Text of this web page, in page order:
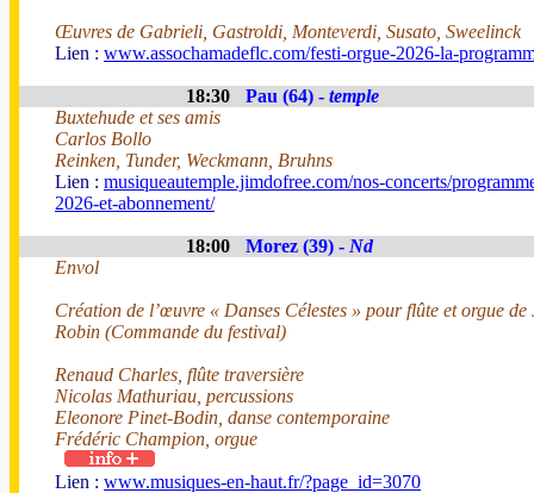
Œuvres de Gabrieli, Gastroldi, Monteverdi, Susato, Sweelinck
Lien : www.assochamadeflc.com/festi-orgue-2026-la-
18:30 Pau (64) - temple
Buxtehude et ses amis
Carlos Bollo
Reinken, Tunder, Weckmann, Bruhns
Lien : musiqueautemple.jimdofree.com/nos-concerts/
2026-et-abonnement/
18:00 Morez (39) - Nd
Envol
Création de l’œuvre « Danses Célestes » pour flûte et orgue de
Robin (Commande du festival)
Renaud Charles, flûte traversière
Nicolas Mathuriau, percussions
Eleonore Pinet-Bodin, danse contemporaine
Frédéric Champion, orgue
Lien : www.musiques-en-haut.fr/?page_id=3070